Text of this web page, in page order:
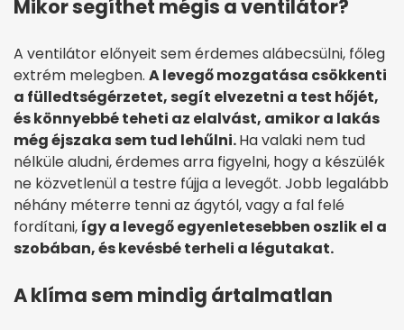
Mikor segíthet mégis a ventilátor?
A ventilátor előnyeit sem érdemes alábecsülni, főleg
extrém melegben. A levegő mozgatása csökkenti
a fülledtségérzetet, segít elvezetni a test hőjét,
és könnyebbé teheti az elalvást, amikor a lakás
még éjszaka sem tud lehűlni.Ha valaki nem tud
nélküle aludni, érdemes arra figyelni, hogy a készülék
ne közvetlenül a testre fújja a levegőt. Jobb legalább
néhány méterre tenni az ágytól, vagy a fal felé
fordítani, így a levegő egyenletesebben oszlik el a
szobában, és kevésbé terheli a légutakat.
A klíma sem mindig ártalmatlan